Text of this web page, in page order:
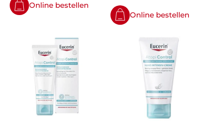
Online bestellen
Online bestellen